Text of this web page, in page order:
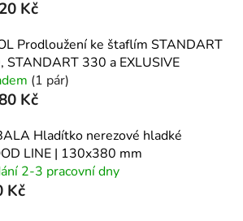
Kč
Prodloužení ke štaflím STANDART
STANDART 330 a EXLUSIVE
(1 pár)
Kč
Hladítko nerezové hladké
LINE | 130x380 mm
2-3 pracovní dny
Kč